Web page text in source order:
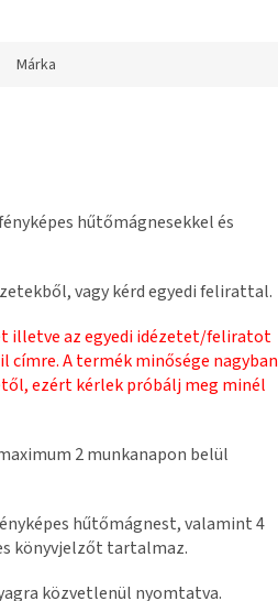
Márka
hűtőmágnesekkel és
vagy kérd egyedi felirattal.
illetve az egyedi idézetet/feliratot
címre. A termék minősége nagyban
ezért kérlek próbálj meg minél
2 munkanapon belül
hűtőmágnest, valamint 4
könyvjelzőt tartalmaz.
közvetlenül nyomtatva.